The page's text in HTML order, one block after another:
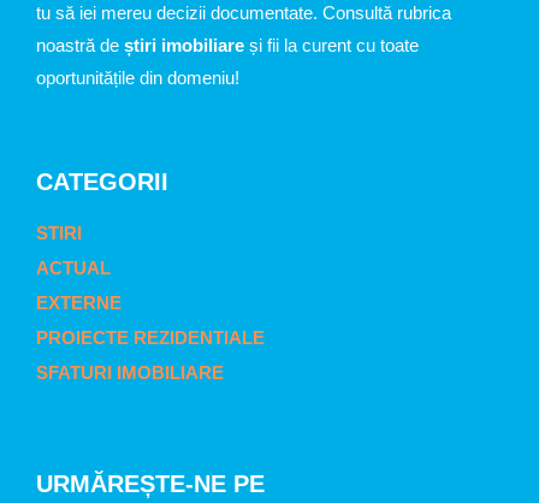
tu să iei mereu decizii documentate. Consultă rubrica
noastră de știri imobiliare și fii la curent cu toate
oportunitățile din domeniu!
CATEGORII
STIRI
ACTUAL
EXTERNE
PROIECTE REZIDENTIALE
SFATURI IMOBILIARE
URMĂREȘTE-NE PE